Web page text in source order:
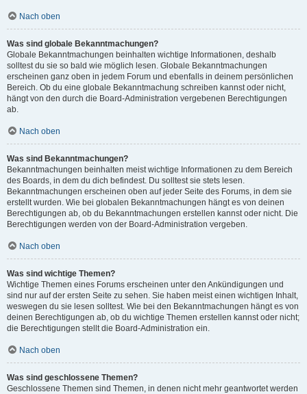
Nach oben
Was sind globale Bekanntmachungen?
Globale Bekanntmachungen beinhalten wichtige Informationen, deshalb
solltest du sie so bald wie möglich lesen. Globale Bekanntmachungen
erscheinen ganz oben in jedem Forum und ebenfalls in deinem persönlichen
Bereich. Ob du eine globale Bekanntmachung schreiben kannst oder nicht,
hängt von den durch die Board-Administration vergebenen Berechtigungen
ab.
Nach oben
Was sind Bekanntmachungen?
Bekanntmachungen beinhalten meist wichtige Informationen zu dem Bereich
des Boards, in dem du dich befindest. Du solltest sie stets lesen.
Bekanntmachungen erscheinen oben auf jeder Seite des Forums, in dem sie
erstellt wurden. Wie bei globalen Bekanntmachungen hängt es von deinen
Berechtigungen ab, ob du Bekanntmachungen erstellen kannst oder nicht. Die
Berechtigungen werden von der Board-Administration vergeben.
Nach oben
Was sind wichtige Themen?
Wichtige Themen eines Forums erscheinen unter den Ankündigungen und
sind nur auf der ersten Seite zu sehen. Sie haben meist einen wichtigen Inhalt,
weswegen du sie lesen solltest. Wie bei den Bekanntmachungen hängt es von
deinen Berechtigungen ab, ob du wichtige Themen erstellen kannst oder nicht;
die Berechtigungen stellt die Board-Administration ein.
Nach oben
Was sind geschlossene Themen?
Geschlossene Themen sind Themen, in denen nicht mehr geantwortet werden